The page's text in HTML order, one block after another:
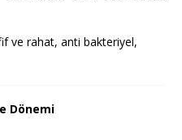
ve rahat, anti bakteriyel,
Dönemi